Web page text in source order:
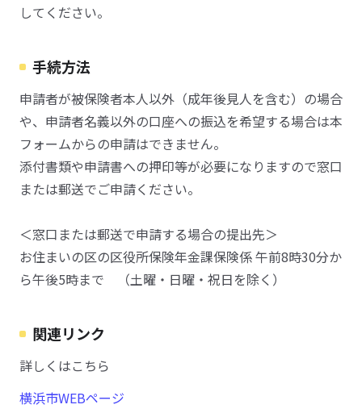
してください。
手続方法
申請者が被保険者本人以外（成年後見人を含む）の場合
や、申請者名義以外の口座への振込を希望する場合は本
フォームからの申請はできません。
添付書類や申請書への押印等が必要になりますので窓口
または郵送でご申請ください。
＜窓口または郵送で申請する場合の提出先＞
お住まいの区の区役所保険年金課保険係 午前8時30分か
ら午後5時まで （土曜・日曜・祝日を除く）
関連リンク
詳しくはこちら
横浜市WEBページ